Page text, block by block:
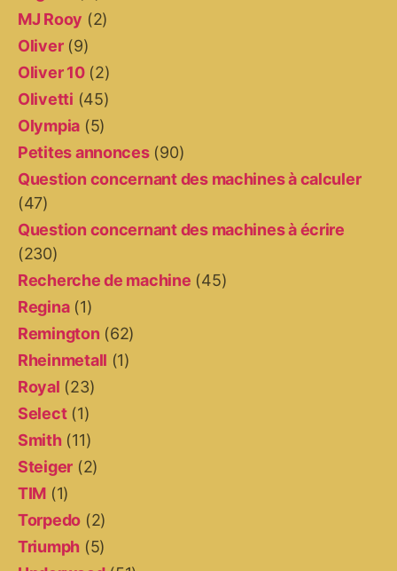
MJ Rooy (2)
Oliver(9)
Oliver 10(2)
Olivetti (45)
Olympia (5)
Petites annonces(90)
Question concernant des machines à calculer
(47)
Question concernant des machines à écrire
(230)
Recherche de machine (45)
Regina(1)
Remington (62)
Rheinmetall (1)
Royal (23)
Select(1)
Smith(11)
Steiger (2)
TIM (1)
Torpedo (2)
Triumph (5)